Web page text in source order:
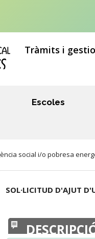
Tràmits i
Escoles
social i/o pobresa
SOL·LICITUD D'AJUT